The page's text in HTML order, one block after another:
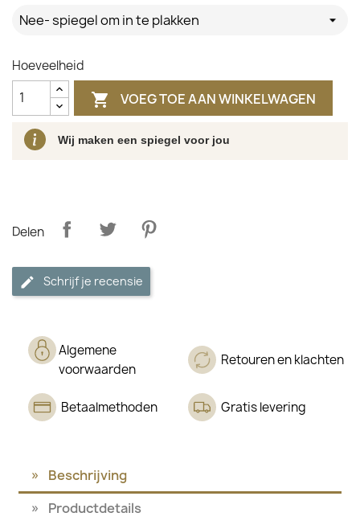
Nee- spiegel om in te plakken
Hoeveelheid
 VOEG TOE AAN WINKELWAGEN
Wij maken een spiegel voor jou
Delen
Schrijf je recensie
Algemene
voorwaarden
Retouren en klachten
Betaalmethoden Gratis levering
Beschrijving
Productdetails